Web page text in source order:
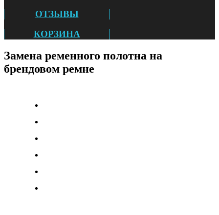
ОТЗЫВЫ
КОРЗИНА
Замена ременного полотна на
брендовом ремне